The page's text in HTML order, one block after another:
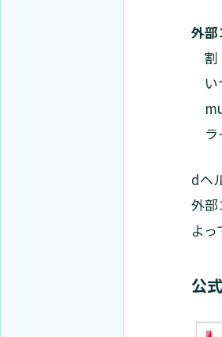
外部
割
い
ラ
dヘ
外部
よ
公